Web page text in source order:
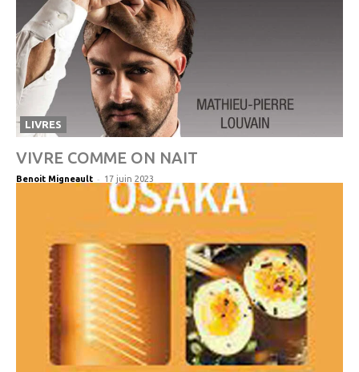
LIVRES
VIVRE COMME ON NAIT
Benoit Migneault - 17 juin 2023